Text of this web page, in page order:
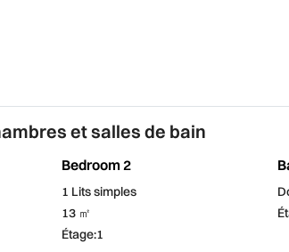
tranquille, elle est pleinement intégrée à la
est entièrement privée et exclusive. La
jours de repos au milieu d'un paysage
et salles de bain
Bedroom 2
1 Lits simples
13 ㎡
Étage:1